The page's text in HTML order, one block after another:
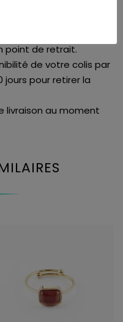
dans leurs écrins.
point de retrait.
de votre colis par
jours pour retirer la
livraison au moment